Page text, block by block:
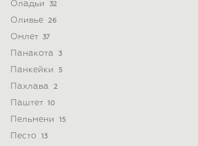
Оладьи 32
Оливье 26
Омлет 37
Панакота 3
Панкейки 5
Пахлава 2
Паштет 10
Пельмени 15
Песто 13